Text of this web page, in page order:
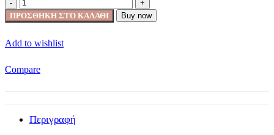
Σετ
Μπλούζα
Και
Με
Λάστιχο
ΠΡΟΣΘΉΚΗ ΣΤΟ ΚΑΛΆΘΙ Buy now
Add to wishlist
Compare
Περιγραφή